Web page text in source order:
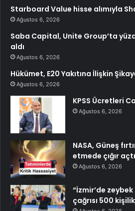
Starboard Value hisse alımıyla
Ağustos 6, 2026
Saba Capital, Unite Group’ta
aldı
Ağustos 6, 2026
Hükümet, E20 Yakıtına İlişkin
Ağustos 6, 2026
KPSS Ücretleri
Ağustos 6, 2026
NASA, Güneş
etmede çığır açtı
Ağustos 6, 2026
“İzmir’de
çağrısı 500